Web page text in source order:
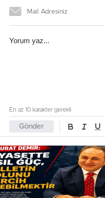
Gönder
En az 10 karakter gerekli